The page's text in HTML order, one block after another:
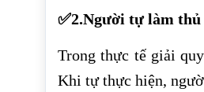
✅2.Người tự làm
Trong thực tế giải
Khi tự thực hiện,